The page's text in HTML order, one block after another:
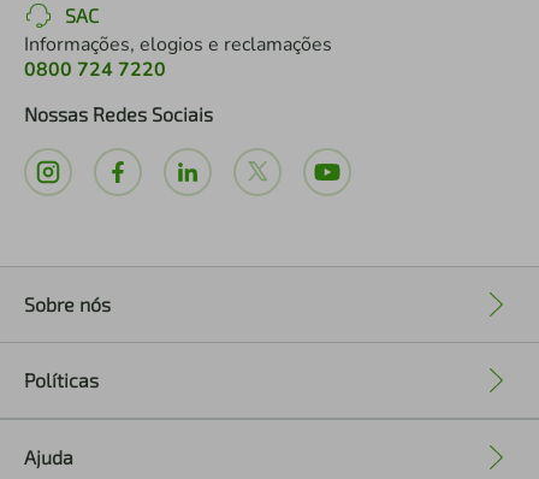
SAC
Informações, elogios e reclamações
0800 724 7220
Nossas Redes Sociais
Sobre nós
Políticas
Ajuda